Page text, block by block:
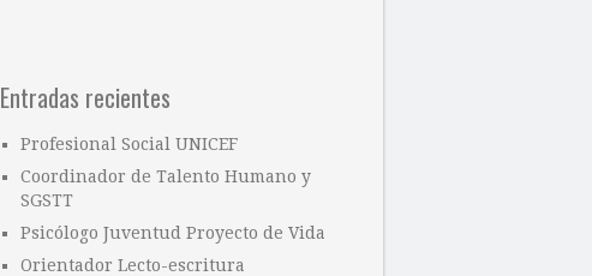
Entradas recientes
Profesional Social UNICEF
Coordinador de Talento Humano y
SGSTT
Psicólogo Juventud Proyecto de Vida
Orientador Lecto-escritura